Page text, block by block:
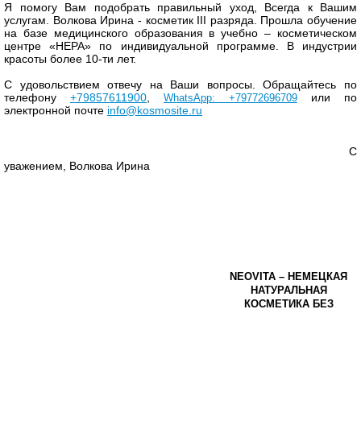
Я помогу Вам подобрать правильный уход, Всегда к Вашим
услугам. Волкова Ирина - косметик III разряда. Прошла обучение
на базе медицинского образования в учебно – косметическом
центре «НЕРА» по индивидуальной программе. В индустрии
красоты более 10-ти лет.
С удовольствием отвечу на Ваши вопросы. Обращайтесь по
телефону +79857611900 WhatsApp: +79772696709
или по
электронной почте info@kosmosite.ru
C
уважением, Волкова Ирина
NEOVITA – НЕМЕЦКАЯ
НАТУРАЛЬНАЯ
КОСМЕТИКА БЕЗ